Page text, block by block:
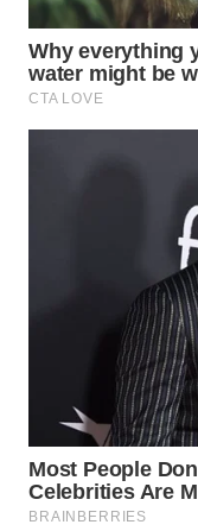
LABUANBAJO
WN
BORNEO
WAHANA
WAHANA